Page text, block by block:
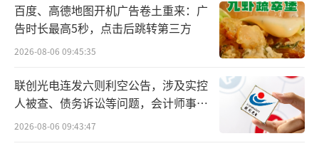
百度、高德地图开机广告卷土重来：广
告时长最高5秒，点击后跳转第三方
2026-08-06 09:45:35
联创光电连发六则利空公告，涉及实控
人被查、债务诉讼等问题，会计师事务
所曾出具“保留意见”
2026-08-06 09:43:47